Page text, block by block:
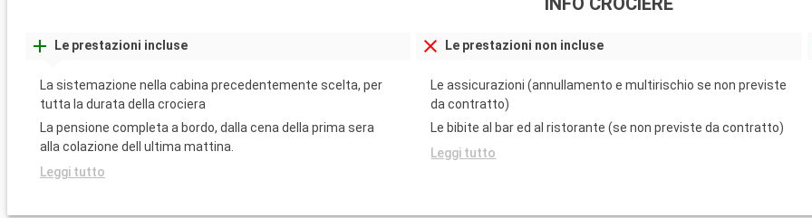
Le prestazioni incluse
La sistemazione nella cabina precedentemente scelta, per
tutta la durata della crociera
La pensione completa a bordo, dalla cena della prima sera
alla colazione dell ultima mattina.
Leggi tutto
Le prestazioni non incluse
Le assicurazioni (annullamento e multirischio se non previste
da contratto)
Le bibite al bar ed al ristorante (se non previste da contratto)
Leggi tutto